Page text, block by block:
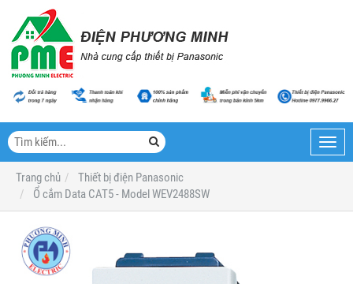
Trang chủ
Thiết bị điện Panasonic
Ổ cắm Data CAT5 - Model WEV2488SW